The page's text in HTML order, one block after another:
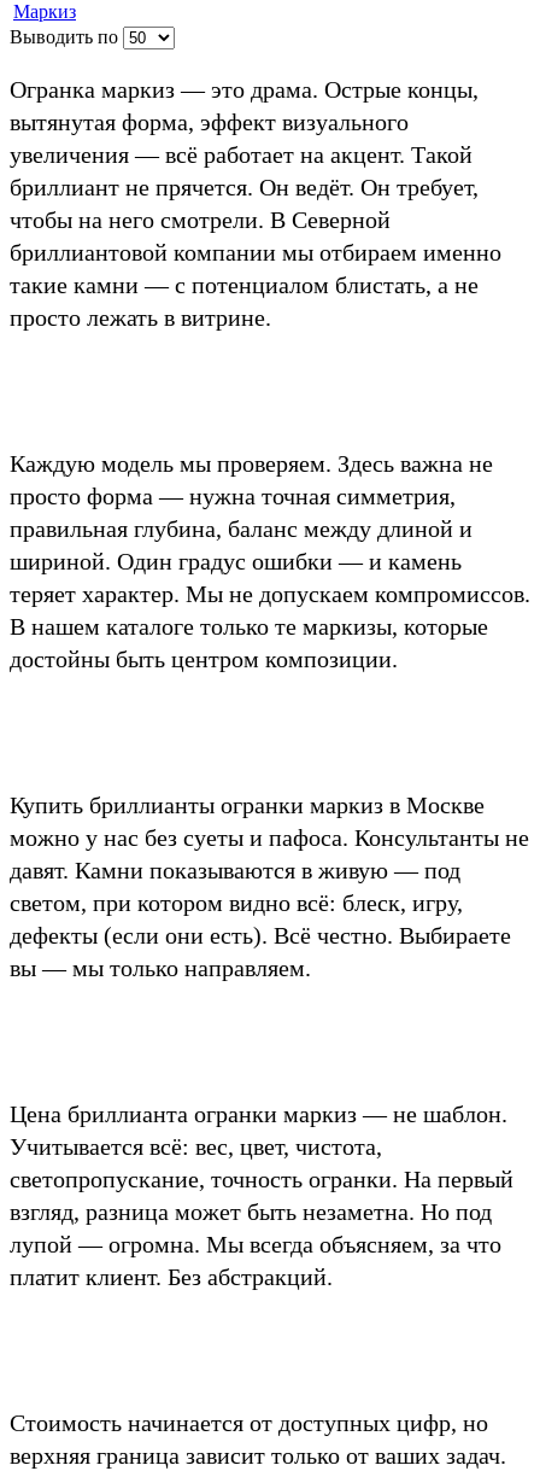
Маркиз
Выводить по
Огранка маркиз — это драма. Острые концы,
вытянутая форма, эффект визуального
увеличения — всё работает на акцент. Такой
бриллиант не прячется. Он ведёт. Он требует,
чтобы на него смотрели. В Северной
бриллиантовой компании мы отбираем именно
такие камни — с потенциалом блистать, а не
просто лежать в витрине.
Каждую модель мы проверяем. Здесь важна не
просто форма — нужна точная симметрия,
правильная глубина, баланс между длиной и
шириной. Один градус ошибки — и камень
теряет характер. Мы не допускаем компромиссов.
В нашем каталоге только те маркизы, которые
достойны быть центром композиции.
Купить бриллианты огранки маркиз в Москве
можно у нас без суеты и пафоса. Консультанты не
давят. Камни показываются в живую — под
светом, при котором видно всё: блеск, игру,
дефекты (если они есть). Всё честно. Выбираете
вы — мы только направляем.
Цена бриллианта огранки маркиз — не шаблон.
Учитывается всё: вес, цвет, чистота,
светопропускание, точность огранки. На первый
взгляд, разница может быть незаметна. Но под
лупой — огромна. Мы всегда объясняем, за что
платит клиент. Без абстракций.
Стоимость начинается от доступных цифр, но
верхняя граница зависит только от ваших задач.